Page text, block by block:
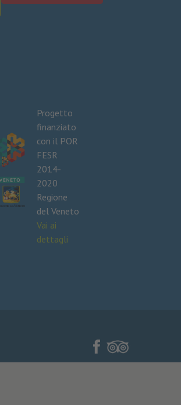
Progetto
finanziato
con il POR
FESR
2014-
2020
Regione
del Veneto
Vai ai
dettagli